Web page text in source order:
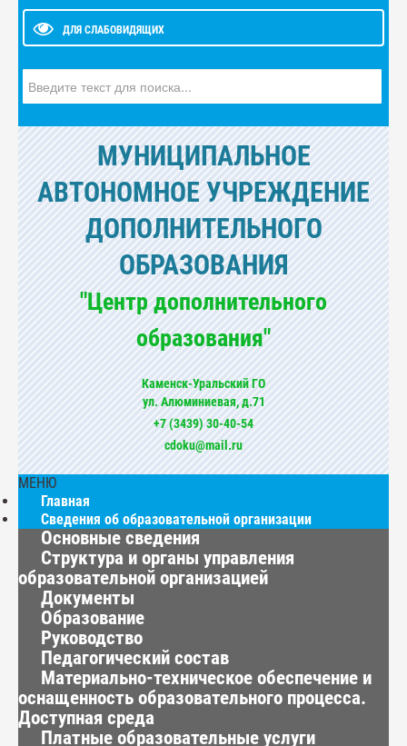
ДЛЯ СЛАБОВИДЯЩИХ
МУНИЦИПАЛЬНОЕ
АВТОНОМНОЕ УЧРЕЖДЕНИЕ
ДОПОЛНИТЕЛЬНОГО
ОБРАЗОВАНИЯ
"Центр дополнительного
образования"
Каменск-Уральский ГО
ул. Алюминиевая, д.71
+7 (3439) 30-40-54
cdoku@mail.ru
МЕНЮ
Главная
Сведения об образовательной организации
Основные сведения
Структура и органы управления
образовательной организацией
Документы
Образование
Руководство
Педагогический состав
Материально-техническое обеспечение и
оснащенность образовательного процесса.
Доступная среда
Платные образовательные услуги